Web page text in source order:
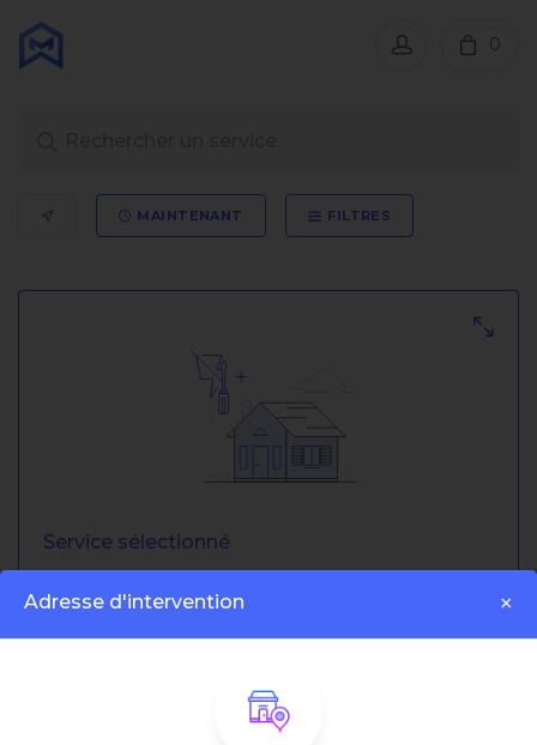
Adresse d'intervention ×
0
MAINTENANT FILTRES
Service sélectionné
générale
Cliquez ici pour sélectionner votre service et